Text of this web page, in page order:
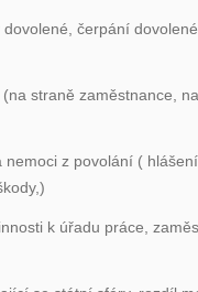
dovolené, čerpání
straně zaměstnance,
nemoci z povolání (
k úřadu práce,